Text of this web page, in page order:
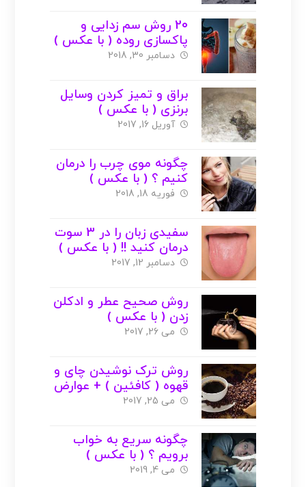
20 روش سم زدایی و
پاکسازی روده ( با عکس )
دسامبر 30, 2018
براق و تمیز کردن وسایل
برنزی ( با عکس )
آوریل 16, 2017
چگونه موی چرب را درمان
کنیم ؟ ( با عکس )
فوریه 18, 2018
سفیدی زبان را در 3 سوت
درمان کنید !! ( با عکس )
دسامبر 12, 2017
روش صحیح عطر و ادکلن
زدن ( با عکس )
می 26, 2017
روش ترک نوشیدن چای و
قهوه ( کافئین ) + عوارض
+ عکس
می 25, 2017
چگونه سریع به خواب
برویم ؟ ( با عکس )
می 4, 2019